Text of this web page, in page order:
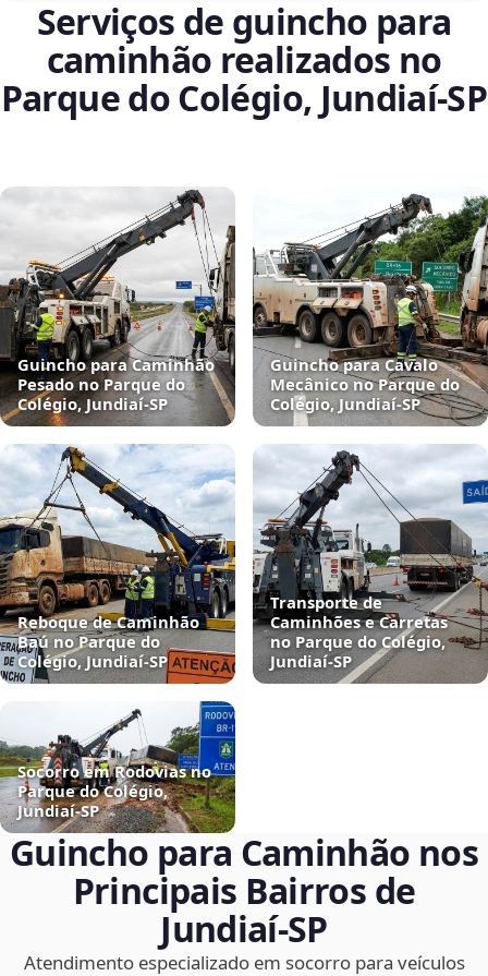
Serviços de guincho para
caminhão realizados no
Parque do Colégio, Jundiaí‑SP
Guincho para Caminhão
Pesado no Parque do
Colégio, Jundiaí‑SP
Guincho para Cavalo
Mecânico no Parque do
Colégio, Jundiaí‑SP
Reboque de Caminhão
Baú no Parque do
Colégio, Jundiaí‑SP
Transporte de
Caminhões e Carretas
no Parque do Colégio,
Jundiaí‑SP
Socorro em Rodovias no
Parque do Colégio,
Jundiaí‑SP
Guincho para Caminhão nos
Principais Bairros de
Jundiaí‑SP
Atendimento especializado em socorro para veículos